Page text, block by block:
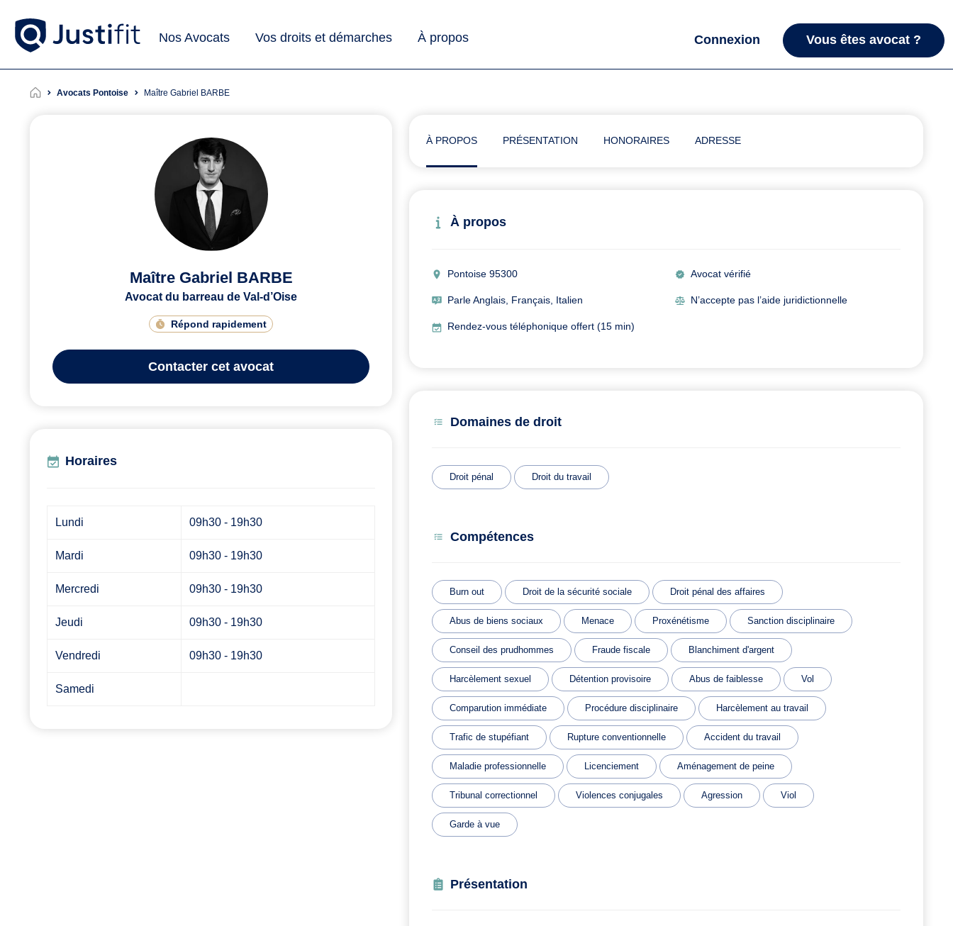
Nos Avocats Vos droits et démarches À propos Connexion Vous êtes avocat ?
Avocats Pontoise Maître Gabriel BARBE
Maître Gabriel BARBE
Avocat du barreau de Val-d’Oise
Répond rapidement
Contacter cet avocat
Horaires
Lundi 09h30 - 19h30
Mardi 09h30 - 19h30
Mercredi 09h30 - 19h30
Jeudi 09h30 - 19h30
Vendredi 09h30 - 19h30
Samedi
À PROPOS PRÉSENTATION HONORAIRES ADRESSE
À propos
Pontoise 95300 Avocat vérifié
Parle Anglais, Français, Italien N’accepte pas l’aide juridictionnelle
Rendez-vous téléphonique offert (15 min)
Domaines de droit
Droit pénal Droit du travail
Compétences
Burn out Droit de la sécurité sociale Droit pénal des affaires
Abus de biens sociaux Menace Proxénétisme Sanction disciplinaire
Conseil des prudhommes Fraude fiscale Blanchiment d'argent
Harcèlement sexuel Détention provisoire Abus de faiblesse Vol
Comparution immédiate Procédure disciplinaire Harcèlement au travail
Trafic de stupéfiant Rupture conventionnelle Accident du travail
Maladie professionnelle Licenciement Aménagement de peine
Tribunal correctionnel Violences conjugales Agression Viol
Garde à vue
Présentation